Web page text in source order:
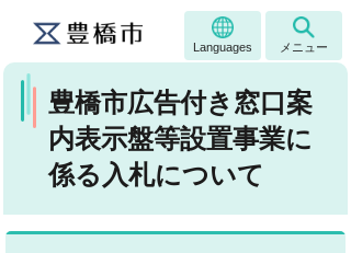
Languages メニュー
豊橋市広告付き窓口案
内表示盤等設置事業に
係る入札について